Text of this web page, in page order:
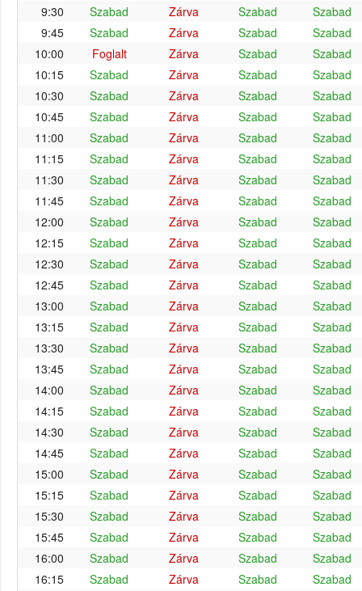
9:30
Szabad Zárva Szabad
Szabad
9:45
Szabad Zárva Szabad
Szabad
10:00
Foglalt Zárva Szabad
Szabad
10:15
Szabad Zárva Szabad
Szabad
10:30
Szabad Zárva Szabad
Szabad
10:45
Szabad Zárva Szabad
Szabad
11:00
Szabad Zárva Szabad
Szabad
11:15
Szabad Zárva Szabad
Szabad
11:30
Szabad Zárva Szabad
Szabad
11:45
Szabad Zárva Szabad
Szabad
12:00
Szabad Zárva Szabad
Szabad
12:15
Szabad Zárva Szabad
Szabad
12:30
Szabad Zárva Szabad
Szabad
12:45
Szabad Zárva Szabad
Szabad
13:00
Szabad Zárva Szabad
Szabad
13:15
Szabad Zárva Szabad
Szabad
13:30
Szabad Zárva Szabad
Szabad
13:45
Szabad Zárva Szabad
Szabad
14:00
Szabad Zárva Szabad
Szabad
14:15
Szabad Zárva Szabad
Szabad
14:30
Szabad Zárva Szabad
Szabad
14:45
Szabad Zárva Szabad
Szabad
15:00
Szabad Zárva Szabad
Szabad
15:15
Szabad Zárva Szabad
Szabad
15:30
Szabad Zárva Szabad
Szabad
15:45
Szabad Zárva Szabad
Szabad
16:00
Szabad Zárva Szabad
Szabad
16:15
Szabad Zárva Szabad Szabad